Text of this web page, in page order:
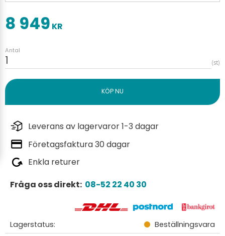
8 949 KR
Antal
st
Leverans av lagervaror 1-3 dagar
Företagsfaktura 30 dagar
Enkla returer
Fråga oss direkt: 08-52 22 40 30
Lagerstatus Beställningsvara